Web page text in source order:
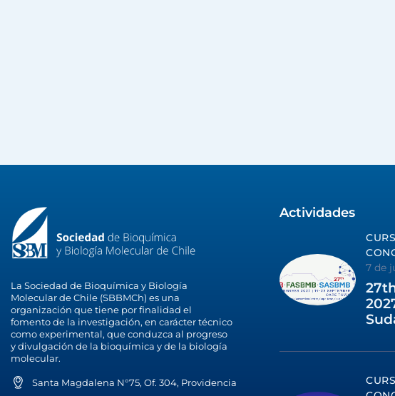
La Sociedad de Bioquímica y Biología
Molecular de Chile (SBBMCh) es una
organización que tiene por finalidad el
fomento de la investigación, en carácter técnico
como experimental, que conduzca al progreso
y divulgación de la bioquímica y de la biología
molecular.
Santa Magdalena N°75, Of. 304, Providencia
Actividades
7 de